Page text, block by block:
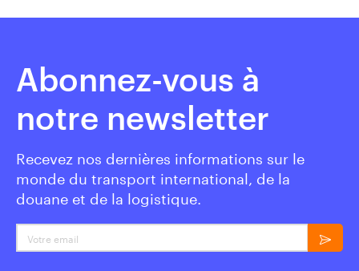
Abonnez-vous à
notre newsletter
Recevez nos dernières informations sur le
monde du transport international, de la
douane et de la logistique.
Votre email